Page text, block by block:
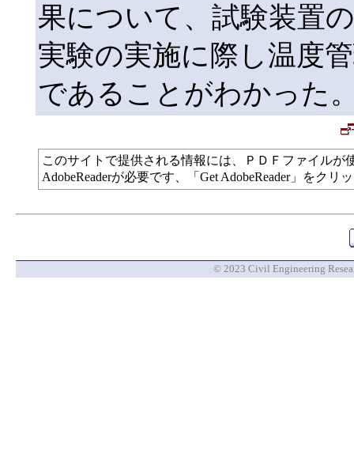
果について、試験装置
実験の実施に際し温度
であることがわかった
このサイトで提供される情報には、ＰＤＦファイル
AdobeReaderが必要です、「Get AdobeReader」をク
© 2023 Civil Engineering